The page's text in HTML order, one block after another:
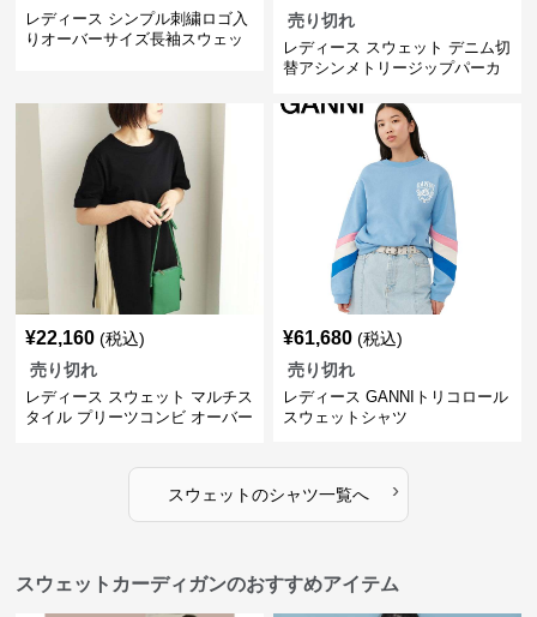
レディース シンプル刺繍ロゴ入
りオーバーサイズ長袖スウェッ
売り切れ
レディース スウェット デニム切
替アシンメトリージップパーカ
¥22,160 (税込)
売り切れ
レディース スウェット マルチス
タイル プリーツコンビ オーバー
¥61,680 (税込)
売り切れ
レディース GANNIトリコロール
スウェットシャツ
スウェットのシャツ一覧へ ›
スウェットカーディガンのおすすめアイテム